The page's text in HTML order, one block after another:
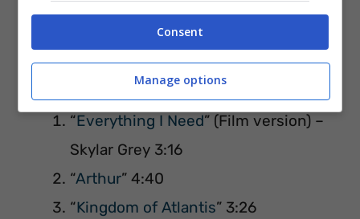
Download su:Amazon–iTunes
“Everything I Need” (Film version) –
Skylar Grey 3:16
“Arthur” 4:40
“Kingdom of Atlantis” 3:26
Consent
Manage options